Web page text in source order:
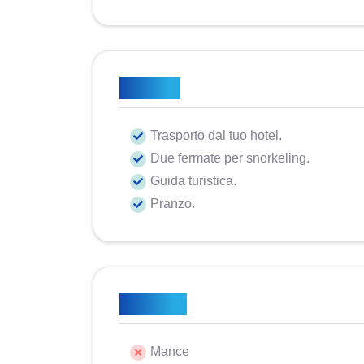
Trasporto dal tuo hotel.
Due fermate per snorkeling.
Guida turistica.
Pranzo.
Mance